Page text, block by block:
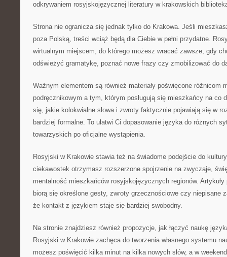
odkrywaniem rosyjskojęzycznej literatury w krakowskich
Strona nie ogranicza się jednak tylko do Krakowa. Jeśli
poza Polską, treści wciąż będą dla Ciebie w pełni przydatne.
wirtualnym miejscem, do którego możesz wracać zawsze, gdy
odświeżyć gramatykę, poznać nowe frazy czy zmobilizować do
Ważnym elementem są również materiały poświęcone różnicom
podręcznikowym a tym, którym posługują się mieszkańcy na co
się, jakie kolokwialne słowa i zwroty faktycznie pojawiają się w
bardziej formalne. To ułatwi Ci dopasowanie języka do różnych
towarzyskich po oficjalne wystąpienia.
Rosyjski w Krakowie stawia też na świadome podejście do
ciekawostek otrzymasz rozszerzone spojrzenie na zwyczaje,
mentalność mieszkańców rosyjskojęzycznych regionów.
biorą się określone gesty, zwroty grzecznościowe czy niepisane
że kontakt z językiem staje się bardziej swobodny.
Na stronie znajdziesz również propozycje, jak łączyć naukę
Rosyjski w Krakowie zachęca do tworzenia własnego systemu
możesz poświęcić kilka minut na kilka nowych słów, a w